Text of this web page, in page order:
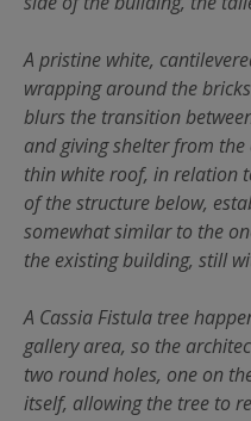
A pristine white,
wrapping around the
blurs the transition
and giving shelter from
thin white roof, in relation
of the structure below,
somewhat similar to the
the existing building, still
A Cassia Fistula tree
gallery area, so the
two round holes, one on
itself, allowing the tree to